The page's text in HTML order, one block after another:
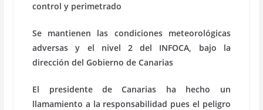
control y perimetrado
Se mantienen las condiciones meteorológicas
adversas y el nivel 2 del INFOCA, bajo la
dirección del Gobierno de Canarias
El presidente de Canarias ha hecho un
llamamiento a la responsabilidad pues el peligro